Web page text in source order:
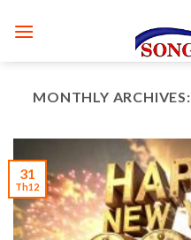
MONTHLY ARCHIVES:
31
Th12